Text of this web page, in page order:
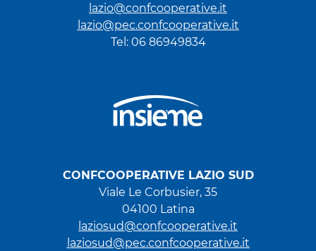
lazio@confcooperative.it
lazio@pec.confcooperative.it
Tel: 06 86949834
CONFCOOPERATIVE LAZIO SUD
Viale Le Corbusier, 35
04100 Latina
laziosud@confcooperative.it
laziosud@pec.confcooperative.it